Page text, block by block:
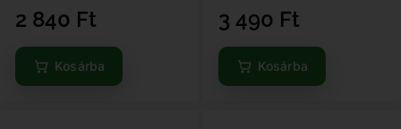
2 840 Ft
Kosárba
3 490 Ft
Kosárba